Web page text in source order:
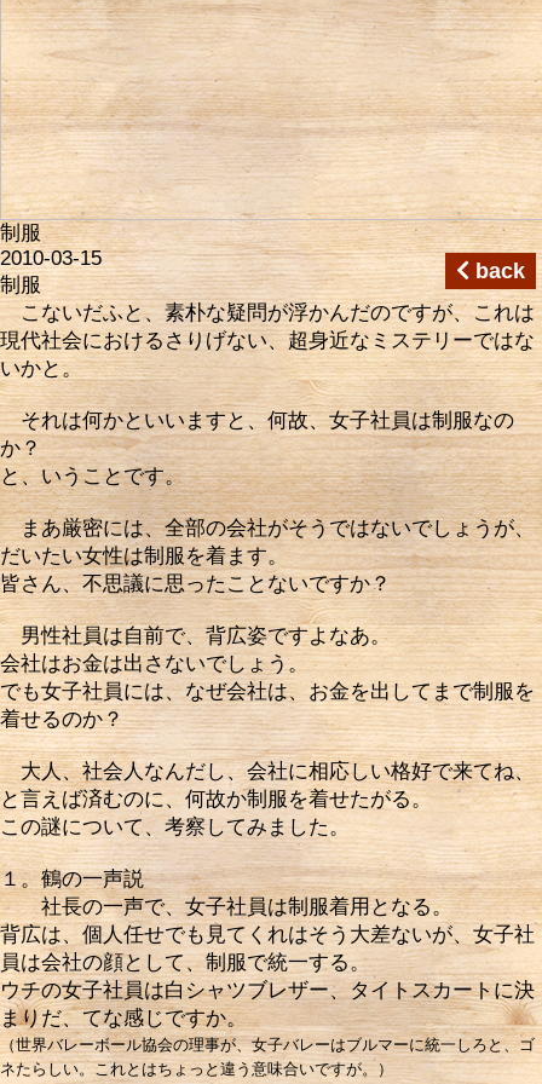
制服
2010-03-15
制服
back
こないだふと、素朴な疑問が浮かんだのですが、これは
現代社会におけるさりげない、超身近なミステリーではな
いかと。
それは何かといいますと、何故、女子社員は制服なの
か？
と、いうことです。
まあ厳密には、全部の会社がそうではないでしょうが、
だいたい女性は制服を着ます。
皆さん、不思議に思ったことないですか？
男性社員は自前で、背広姿ですよなあ。
会社はお金は出さないでしょう。
でも女子社員には、なぜ会社は、お金を出してまで制服を
着せるのか？
大人、社会人なんだし、会社に相応しい格好で来てね、
と言えば済むのに、何故か制服を着せたがる。
この謎について、考察してみました。
１。鶴の一声説
社長の一声で、女子社員は制服着用となる。
背広は、個人任せでも見てくれはそう大差ないが、女子社
員は会社の顔として、制服で統一する。
ウチの女子社員は白シャツブレザー、タイトスカートに決
まりだ、てな感じですか。
（世界バレーボール協会の理事が、女子バレーはブルマーに統一しろと、ゴ
ネたらしい。これとはちょっと違う意味合いですが。）